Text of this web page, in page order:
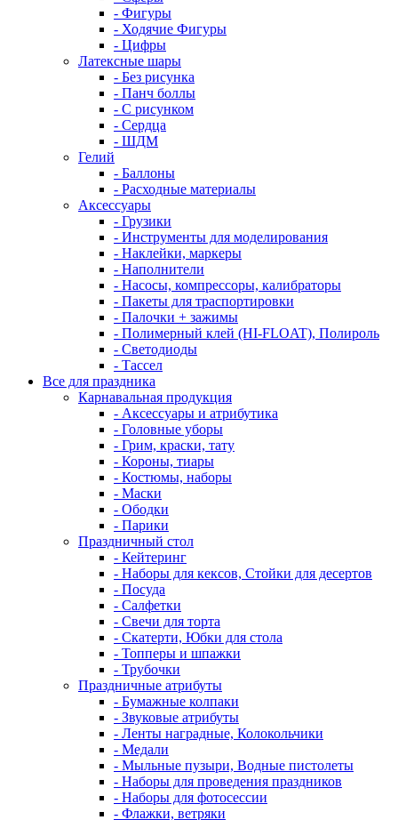
- Фигуры
- Ходячие Фигуры
- Цифры
Латексные шары
- Без рисунка
- Панч боллы
- С рисунком
- Сердца
- ШДМ
Гелий
- Баллоны
- Расходные материалы
Аксессуары
- Грузики
- Инструменты для моделирования
- Наклейки, маркеры
- Наполнители
- Насосы, компрессоры, калибраторы
- Пакеты для траспортировки
- Палочки + зажимы
- Полимерный клей (HI-FLOAT), Полироль
- Светодиоды
- Тассел
Все для праздника
Карнавальная продукция
- Аксессуары и атрибутика
- Головные уборы
- Грим, краски, тату
- Короны, тиары
- Костюмы, наборы
- Маски
- Ободки
- Парики
Праздничный стол
- Кейтеринг
- Наборы для кексов, Стойки для десертов
- Посуда
- Салфетки
- Свечи для торта
- Скатерти, Юбки для стола
- Топперы и шпажки
- Трубочки
Праздничные атрибуты
- Бумажные колпаки
- Звуковые атрибуты
- Ленты наградные, Колокольчики
- Медали
- Мыльные пузыри, Водные пистолеты
- Наборы для проведения праздников
- Наборы для фотосессии
- Флажки, ветряки